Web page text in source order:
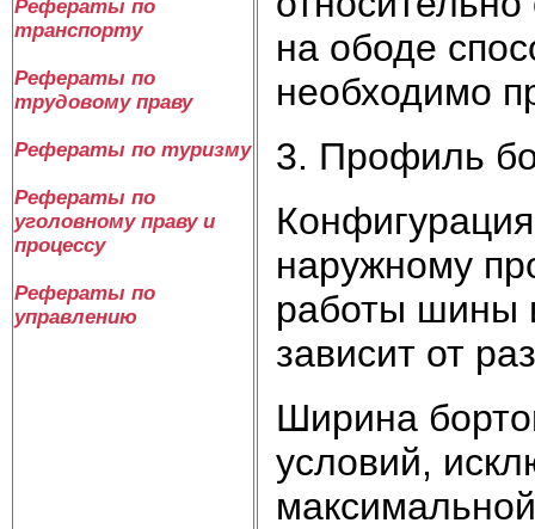
Рефераты по
транспорту
Рефераты по
трудовому праву
Рефераты по туризму
Рефераты по
уголовному праву и
процессу
Рефераты по
управлению
на ободе
необходимо
3. Профиль
наружному
работы шины
зависит от
Ширина
условий,